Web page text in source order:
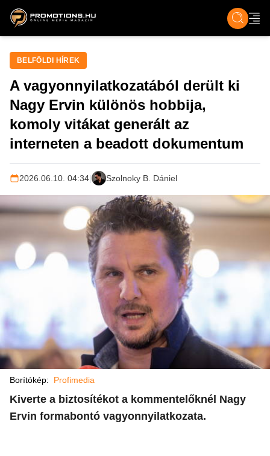
ZENE, FILM & KULT ÉLET TECH &
BELFÖLDI HÍREK
A vagyonnyilatkozatából derült ki
Nagy Ervin különös hobbija,
komoly vitákat generált az
interneten a beadott dokumentum
2026.06.10. 04:34| Szolnoky B. Dániel
Borítókép: Profimedia
Kiverte a biztosítékot a kommentelőknél Nagy
Ervin formabontó vagyonnyilatkozata.